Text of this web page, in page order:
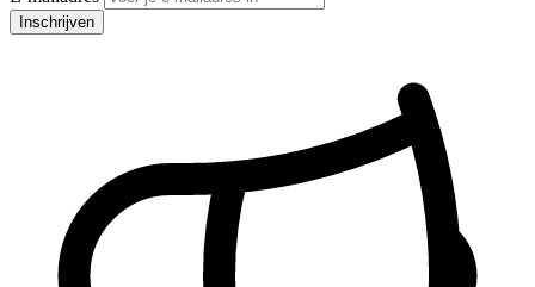
Inschrijven